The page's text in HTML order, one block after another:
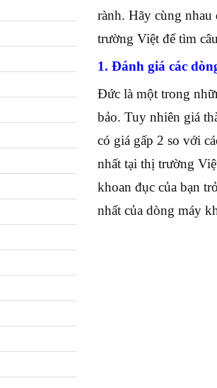
rành. Hãy cùng
trường Việt để tìm
1. Đánh giá các
Đức là một trong
bảo. Tuy nhiên giá
có giá gấp 2 so với
nhất tại thị trường
khoan đục của bạn
nhất của dòng máy